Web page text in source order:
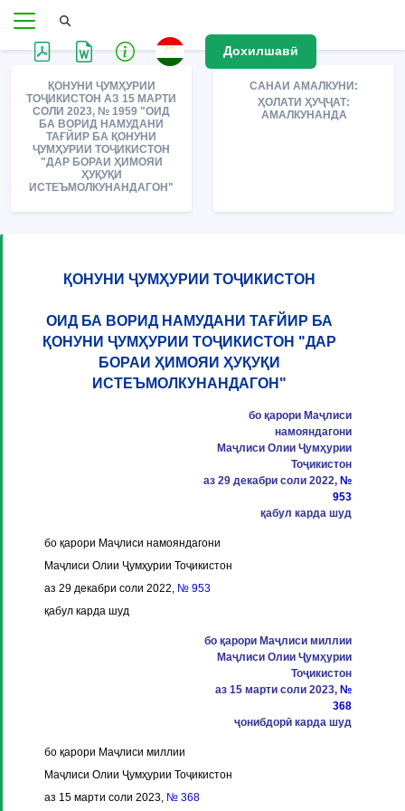
Дохилшавӣ
ҚОНУНИ ҶУМҲУРИИ
ТОҶИКИСТОН АЗ 15 МАРТИ
СОЛИ 2023, № 1959 "ОИД
БА ВОРИД НАМУДАНИ
ТАҒЙИР БА ҚОНУНИ
ҶУМҲУРИИ ТОҶИКИСТОН
"ДАР БОРАИ ҲИМОЯИ
ҲУҚУҚИ
ИСТЕЪМОЛКУНАНДАГОН"
САНАИ АМАЛКУНИ:
ҲОЛАТИ ҲУҶҶАТ:
АМАЛКУНАНДА
ҚОНУНИ ҶУМҲУРИИ ТОҶИКИСТОН
ОИД БА ВОРИД НАМУДАНИ ТАҒЙИР БА
ҚОНУНИ ҶУМҲУРИИ ТОҶИКИСТОН "ДАР
БОРАИ ҲИМОЯИ ҲУҚУҚИ
ИСТЕЪМОЛКУНАНДАГОН"
бо қарори Маҷлиси
намояндагони
Маҷлиси Олии Ҷумҳурии
Тоҷикистон
аз 29 декабри соли 2022, №
953
қабул карда шуд
бо қарори Маҷлиси намояндагони
Маҷлиси Олии Ҷумҳурии Тоҷикистон
аз 29 декабри соли 2022, № 953
қабул карда шуд
бо қарори Маҷлиси миллии
Маҷлиси Олии Ҷумҳурии
Тоҷикистон
аз 15 марти соли 2023, №
368
ҷонибдорӣ карда шуд
бо қарори Маҷлиси миллии
Маҷлиси Олии Ҷумҳурии Тоҷикистон
аз 15 марти соли 2023, № 368